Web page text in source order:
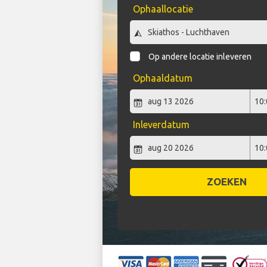
Ophaallocatie
Op andere locatie inleveren
Ophaaldatum
Inleverdatum
ZOEKEN